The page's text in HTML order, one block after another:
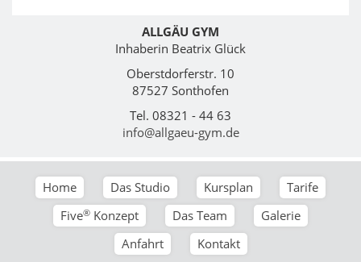
ALLGÄU GYM
Inhaberin Beatrix Glück
Oberstdorferstr. 10
87527 Sonthofen
Tel. 08321 - 44 63
info@allgaeu-gym.de
Home Das Studio Kursplan
Tarife
Five® Konzept Das Team
Galerie
Anfahrt
Kontakt